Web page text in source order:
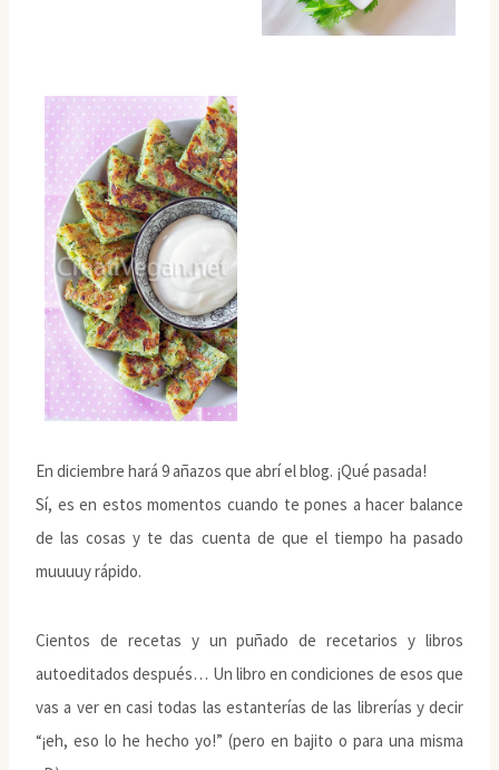
En diciembre hará 9 añazos que abrí el blog. ¡Qué pasada!
Sí, es en estos momentos cuando te pones a hacer balance
de las cosas y te das cuenta de que el tiempo ha pasado
muuuuy rápido.
Cientos de recetas y un puñado de recetarios y libros
autoeditados después… Un libro en condiciones de esos que
vas a ver en casi todas las estanterías de las librerías y decir
“¡eh, eso lo he hecho yo!” (pero en bajito o para una misma